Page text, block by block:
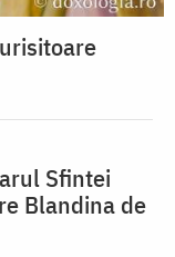
Sfintei
Blandina de